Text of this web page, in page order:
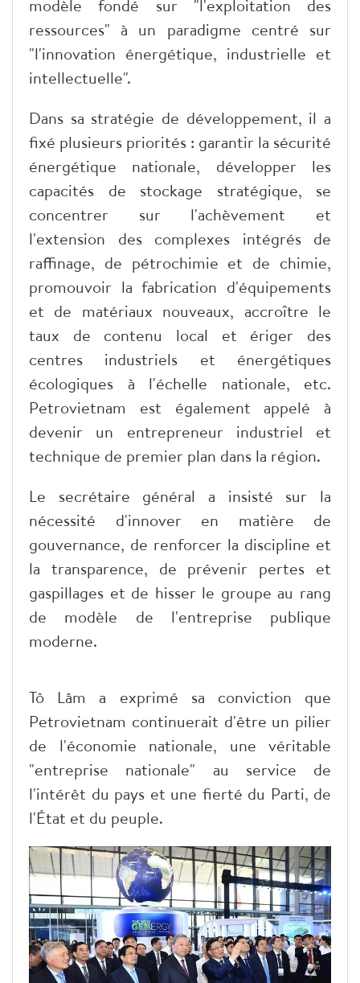
modèle fondé sur "l'exploitation des
ressources" à un paradigme centré sur
"l'innovation énergétique, industrielle et
intellectuelle".
Dans sa stratégie de développement, il a
fixé plusieurs priorités : garantir la sécurité
énergétique nationale, développer les
capacités de stockage stratégique, se
concentrer sur l'achèvement et
l'extension des complexes intégrés de
raffinage, de pétrochimie et de chimie,
promouvoir la fabrication d'équipements
et de matériaux nouveaux, accroître le
taux de contenu local et ériger des
centres industriels et énergétiques
écologiques à l'échelle nationale, etc.
Petrovietnam est également appelé à
devenir un entrepreneur industriel et
technique de premier plan dans la région.
Le secrétaire général a insisté sur la
nécessité d'innover en matière de
gouvernance, de renforcer la discipline et
la transparence, de prévenir pertes et
gaspillages et de hisser le groupe au rang
de modèle de l'entreprise publique
moderne.
Tô Lâm a exprimé sa conviction que
Petrovietnam continuerait d'être un pilier
de l'économie nationale, une véritable
"entreprise nationale" au service de
l'intérêt du pays et une fierté du Parti, de
l'État et du peuple.